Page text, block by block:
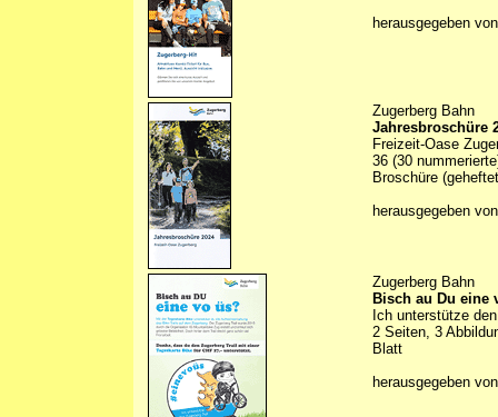
herausgegeben
Zugerberg Bahn
Jahresbroschüre
Freizeit-Oase
36 (30
Broschüre
herausgegeben
Zugerberg Bahn
Bisch au Du eine
Ich unterstütze
2 Seiten, 3
Blatt
herausgegeben